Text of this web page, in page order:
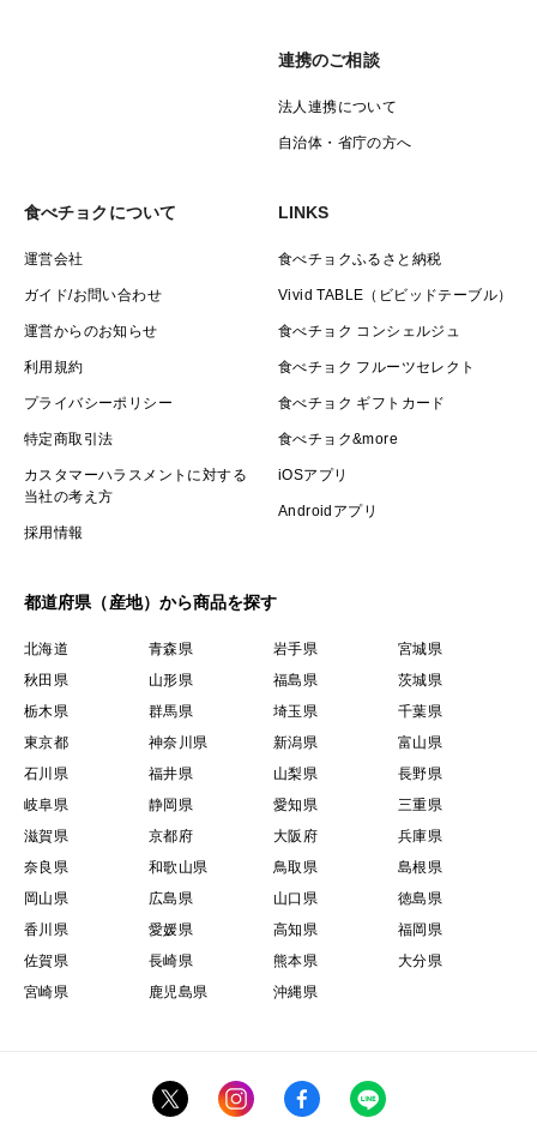
連携のご相談
法人連携について
自治体・省庁の方へ
食べチョクについて
運営会社
ガイド/お問い合わせ
運営からのお知らせ
利用規約
プライバシーポリシー
特定商取引法
カスタマーハラスメントに対する
当社の考え方
採用情報
LINKS
食べチョクふるさと納税
Vivid TABLE（ビビッドテーブル）
食べチョク コンシェルジュ
食べチョク フルーツセレクト
食べチョク ギフトカード
食べチョク&more
iOSアプリ
Androidアプリ
都道府県（産地）から商品を探す
北海道 青森県 岩手県
宮城県
秋田県
山形県 福島県
茨城県
栃木県
群馬県 埼玉県
千葉県
東京都
神奈川県 新潟県
富山県
石川県
福井県 山梨県
長野県
岐阜県
静岡県 愛知県
三重県
滋賀県
京都府 大阪府
兵庫県
奈良県
和歌山県 鳥取県
島根県
岡山県
広島県 山口県
徳島県
香川県
愛媛県 高知県
福岡県
佐賀県
長崎県 熊本県
大分県
宮崎県
鹿児島県 沖縄県